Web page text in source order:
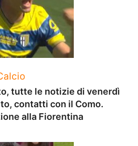
tutte le notizie di venerdì
contatti con il Como.
alla Fiorentina